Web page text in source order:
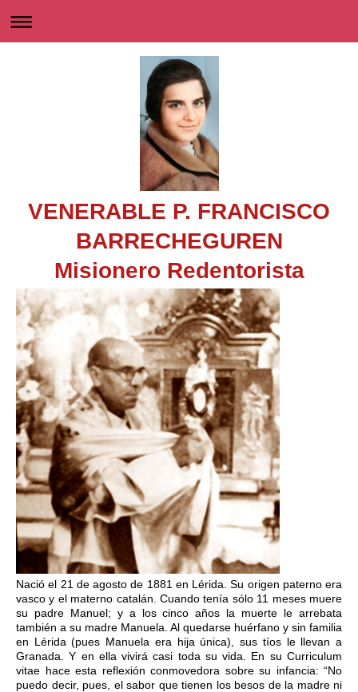
VENERABLE P. FRANCISCO
BARRECHEGUREN
Misionero Redentorista
Nació el 21 de agosto de 1881 en Lérida. Su origen paterno era
vasco y el materno catalán. Cuando tenía sólo 11 meses muere
su padre Manuel; y a los cinco años la muerte le arrebata
también a su madre Manuela. Al quedarse huérfano y sin familia
en Lérida (pues Manuela era hija única), sus tíos le llevan a
Granada. Y en ella vivirá casi toda su vida. En su Curriculum
vitae hace esta reflexión conmovedora sobre su infancia: “No
puedo decir, pues, el sabor que tienen los besos de la madre ni